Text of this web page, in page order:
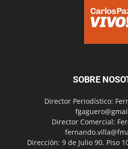
SOBRE
Director Periodístico:
Director Comercial:
Dirección: 9 de Julio 90. Piso